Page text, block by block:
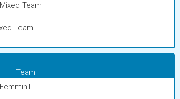
Team
Team
Team